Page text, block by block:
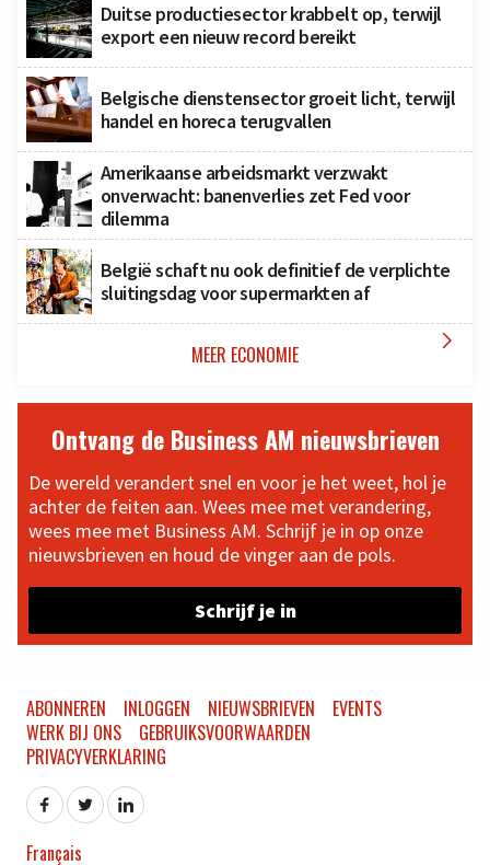
Duitse productiesector krabbelt op, terwijl
export een nieuw record bereikt
Belgische dienstensector groeit licht, terwijl
handel en horeca terugvallen
Amerikaanse arbeidsmarkt verzwakt
onverwacht: banenverlies zet Fed voor
dilemma
België schaft nu ook definitief de verplichte
sluitingsdag voor supermarkten af
MEER ECONOMIE 
Ontvang de Business AM nieuwsbrieven
De wereld verandert snel en voor je het weet, hol je
achter de feiten aan. Wees mee met verandering,
wees mee met Business AM. Schrijf je in op onze
nieuwsbrieven en houd de vinger aan de pols.
Schrijf je in
ABONNEREN INLOGGEN NIEUWSBRIEVEN
EVENTS
WERK BIJ ONS
GEBRUIKSVOORWAARDEN
PRIVACYVERKLARING
Français